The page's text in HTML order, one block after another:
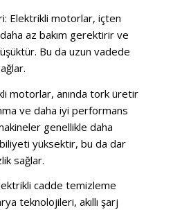
Elektrikli motorlar, içten
az bakım gerektirir ve
Bu da uzun vadede
motorlar, anında tork üretir
ve daha iyi performans
genellikle daha
yüksektir, bu da dar
sağlar.
cadde temizleme
teknolojileri, akıllı şarj